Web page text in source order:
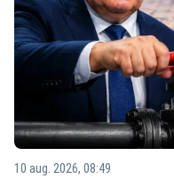
10 aug. 2026, 08:49